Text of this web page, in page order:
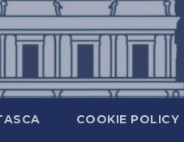
COOKIE POLICY